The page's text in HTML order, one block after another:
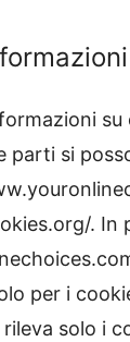
parti si
. In
per i
solo i